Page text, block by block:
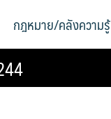
กฎหมาย/คลังความรู้